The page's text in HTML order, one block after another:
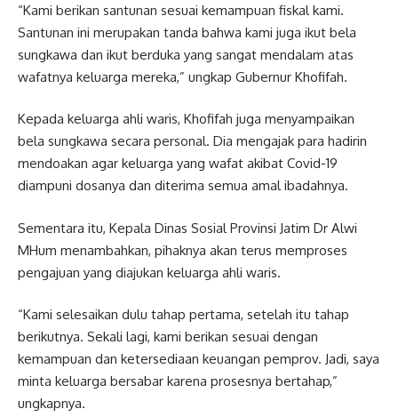
“Kami berikan santunan sesuai kemampuan fiskal kami.
Santunan ini merupakan tanda bahwa kami juga ikut bela
sungkawa dan ikut berduka yang sangat mendalam atas
wafatnya keluarga mereka,” ungkap Gubernur Khofifah.
Kepada keluarga ahli waris, Khofifah juga menyampaikan
bela sungkawa secara personal. Dia mengajak para hadirin
mendoakan agar keluarga yang wafat akibat Covid-19
diampuni dosanya dan diterima semua amal ibadahnya.
Sementara itu, Kepala Dinas Sosial Provinsi Jatim Dr Alwi
MHum menambahkan, pihaknya akan terus memproses
pengajuan yang diajukan keluarga ahli waris.
“Kami selesaikan dulu tahap pertama, setelah itu tahap
berikutnya. Sekali lagi, kami berikan sesuai dengan
kemampuan dan ketersediaan keuangan pemprov. Jadi, saya
minta keluarga bersabar karena prosesnya bertahap,”
ungkapnya.